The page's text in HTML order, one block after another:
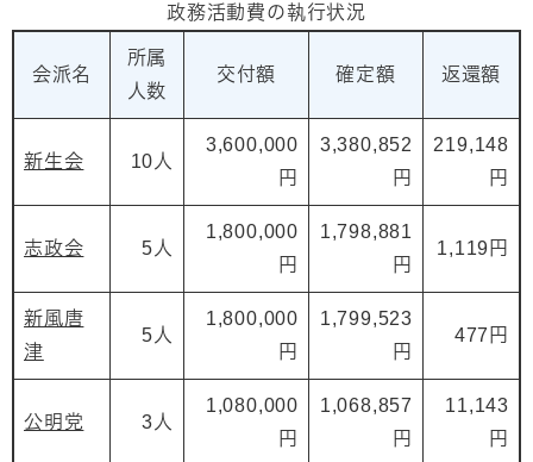
政務活動費の執行状況
会派名
所属
人数
交付額 確定額 返還額
新生会 10人
3,600,000
円
3,380,852
円
219,148
円
志政会 5人
1,800,000
円
1,798,881
円
1,119円
新風唐
津
5人
1,800,000
円
1,799,523
円
477円
公明党 3人
1,080,000
円
1,068,857
円
11,143
円